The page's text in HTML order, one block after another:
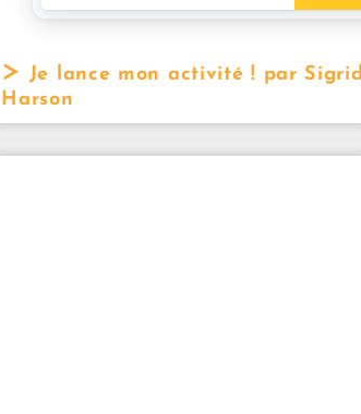
Je lance mon activité ! par Sigrid
Harson